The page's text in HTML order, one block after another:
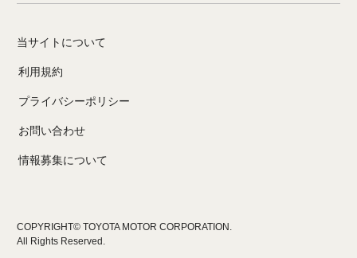
当サイトについて
利用規約
プライバシーポリシー
お問い合わせ
情報募集について
COPYRIGHT© TOYOTA MOTOR CORPORATION.
All Rights Reserved.